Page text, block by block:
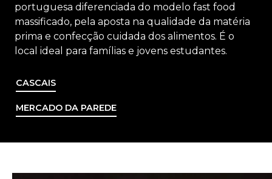
portuguesa diferenciada do modelo fast food
massificado, pela aposta na qualidade da matéria
prima e confecção cuidada dos alimentos. É o
local ideal para famílias e jovens estudantes.
CASCAIS
MERCADO DA PAREDE